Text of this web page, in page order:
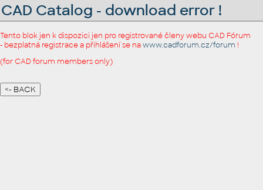
CAD Catalog - download error !
Tento blok jen k dispozici jen pro registrované členy webu CAD Fórum
- bezplatná registrace a přihlášení se nawww.cadforum.cz/forum !
(for CAD forum members only)